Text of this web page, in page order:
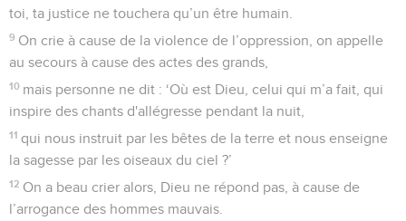
toi, ta justice ne touchera qu’un être humain.
9 On crie à cause de la violence de l’oppression, on appelle
au secours à cause des actes des grands,
10 mais personne ne dit : ‘Où est Dieu, celui qui m’a fait, qui
inspire des chants d'allégresse pendant la nuit,
11 qui nous instruit par les bêtes de la terre et nous enseigne
la sagesse par les oiseaux du ciel ?’
12 On a beau crier alors, Dieu ne répond pas, à cause de
l’arrogance des hommes mauvais.